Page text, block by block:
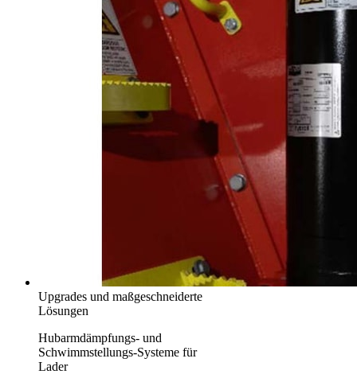
Upgrades und maßgeschneiderte
Lösungen
Hubarmdämpfungs- und
Schwimmstellungs-Systeme für
Lader